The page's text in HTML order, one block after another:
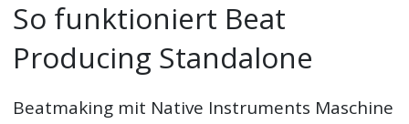
So funktioniert Beat
Producing Standalone
Beatmaking mit Native Instruments Maschine